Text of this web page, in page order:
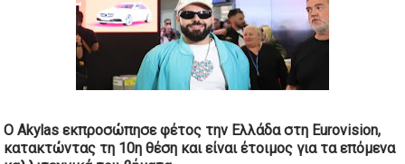
O Akylas εκπροσώπησε φέτος την Ελλάδα στη Eurovision,
κατακτώντας τη 10η θέση και είναι έτοιμος για τα επόμενα